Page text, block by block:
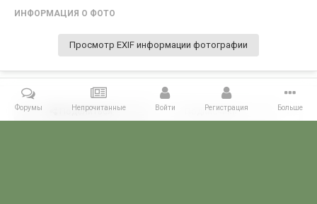
ИНФОРМАЦИЯ О ФОТО
Просмотр EXIF информации фотографии
Поделиться Подписчики 0
Форумы Непрочитанные Войти Регистрация Больше